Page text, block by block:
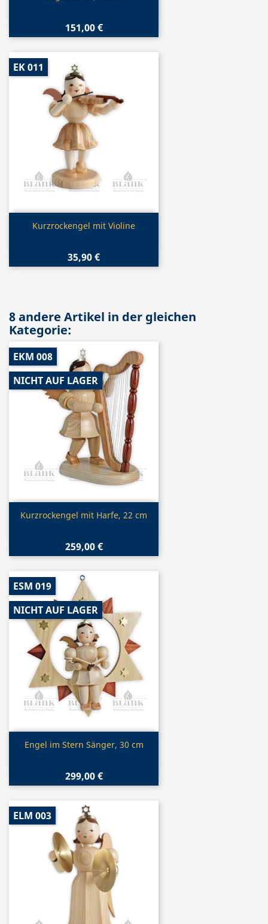
151,00 €
Vorschau
Kurzrockengel mit Violine
35,90 €
EK 011
8 andere Artikel in der gleichen
Kategorie:
Vorschau
Kurzrockengel mit Harfe, 22 cm
259,00 €
EKM 008
NICHT AUF LAGER
Vorschau
Engel im Stern Sänger, 30 cm
299,00 €
ESM 019
NICHT AUF LAGER
ELM 003